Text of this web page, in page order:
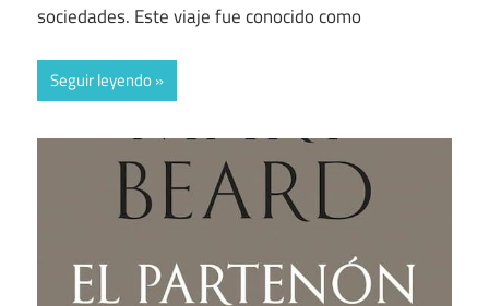
sociedades. Este viaje fue conocido como
Seguir leyendo